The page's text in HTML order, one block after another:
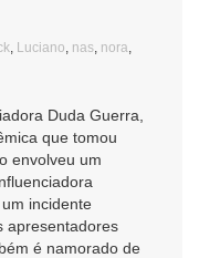
Luciano nas nora
Duda Guerra,
que tomou
envolveu um
incidente
apresentadores
é namorado de